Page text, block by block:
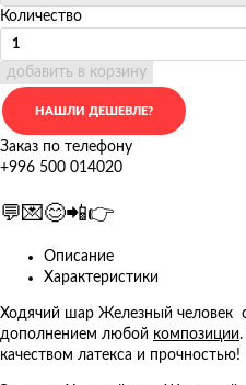
Количество
добавить в корзину
Заказ по телефону
+996 500 014020
💬💌😊📲👉
Описание
Характеристики
Ходячий шар Железный человек
дополнением любой композиции.
качеством латекса и прочностью!